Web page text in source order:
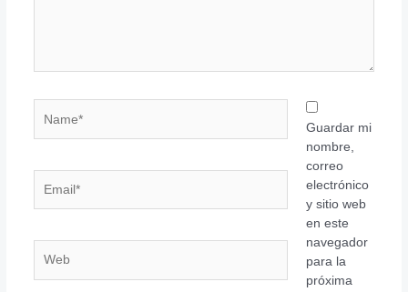
Guardar mi
nombre,
correo
electrónico
y sitio web
en este
navegador
para la
próxima